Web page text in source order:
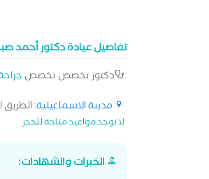
تفاصيل عيادة دكتور أحمد
دكتور تخصص تخصص
مدينة الاسماعيلية: الطريق
لا توجد مواعيد متاحة للحجز
الخبرات والشهادات: